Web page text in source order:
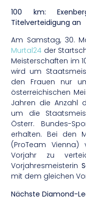
100 km:
Titelverteidigung an
Am Samstag, 30.
Murtal24 der
Meisterschaften im
wird um
den Frauen nur
österreichischen
Jahren die Anzahl
um die
Österr. Bundes-
erhalten. Bei den
(ProTeam
Vorjahr zu
Vorjahresmeisterin
mit dem gleichen
Nächste Diamond-